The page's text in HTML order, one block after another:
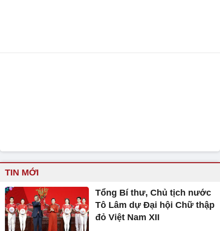
TIN MỚI
Tổng Bí thư, Chủ tịch nước
Tô Lâm dự Đại hội Chữ thập
đỏ Việt Nam XII